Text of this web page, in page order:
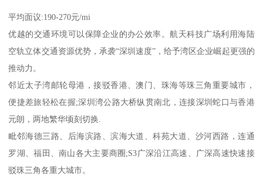
平均面议:190-270元/mi
优越的交通环境可以保障企业的办公效率。航天科技广场利用海陆
空轨立体交通资源优势，承袭“深圳速度”，给予湾区企业崛起更强的
推动力。
邻近太子湾邮轮母港，接驳香港、澳门、珠海等珠三角重要城市，
便捷差旅轻松在握;深圳湾公路大桥纵贯南北，连接深圳蛇口与香港
元朗，两地繁华顷刻切换.
毗邻海德三路、后海滨路、滨海大道、科苑大道、沙河西路，连通
罗湖、福田、南山各大主要商圈;S3广深沿江高速、广深高速快速接
驳珠三角各重大城市。